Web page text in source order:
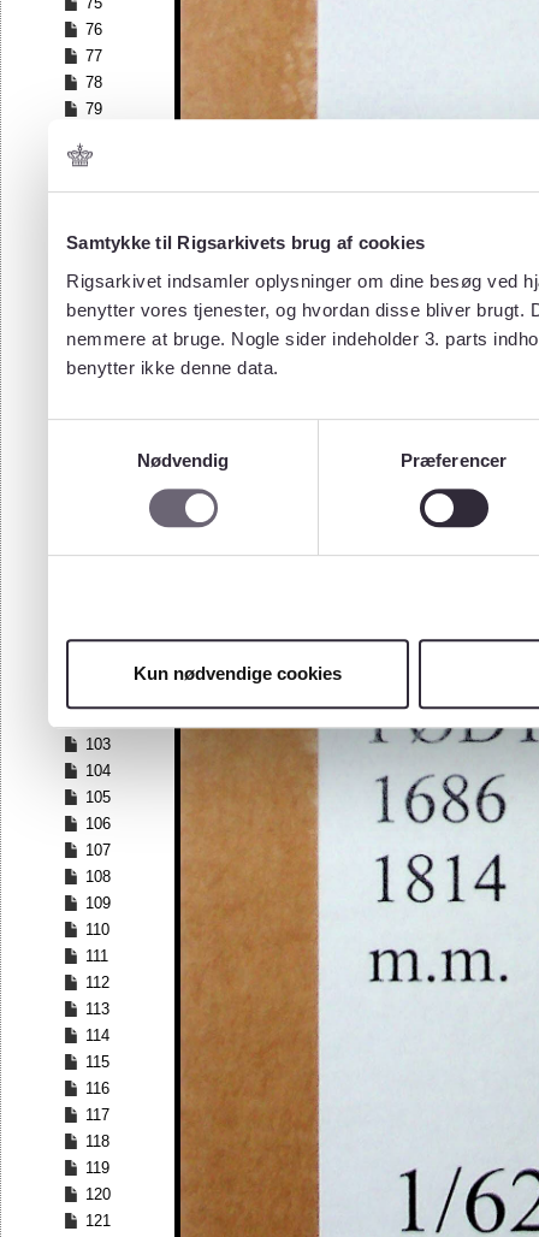
Samtykke til Rigsarkivets brug af cookies
Rigsarkivet indsamler oplysninger om dine besøg ved
benytter vores tjenester, og hvordan disse bliver
nemmere at bruge. Nogle sider indeholder 3. parts
benytter ikke denne data.
Nødvendig
Præferencer
Kun nødvendige cookies
76
77
78
79
81
82
84
86
87
88
89
96
99
103
104
105
106
107
108
109
110
111
112
113
114
115
116
117
118
119
120
121